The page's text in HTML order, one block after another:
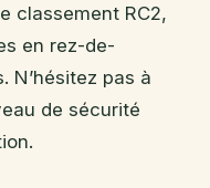
classement RC2,
en rez-de-
N’hésitez pas à
de sécurité